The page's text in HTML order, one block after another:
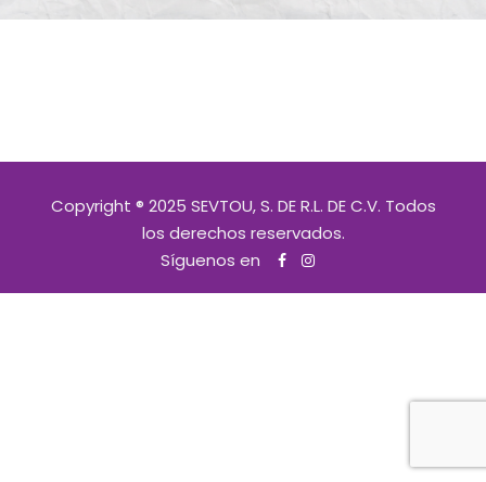
Copyright ® 2025 SEVTOU, S. DE R.L. DE C.V. Todos
los derechos reservados.
Síguenos en